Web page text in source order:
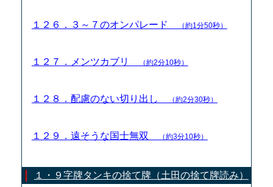
１２６．３～７のオンパレード （約1分50秒）
１２７．メンツカブリ （約2分10秒）
１２８．配慮のない切り出し （約2分30秒）
１２９．遠そうな国士無双 （約3分10秒）
１・９字牌タンキの捨て牌（土田の捨て牌読み）